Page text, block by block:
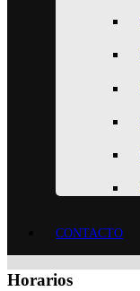
CONTACTO
Horarios